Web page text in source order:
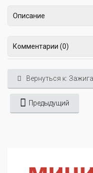
Описание
Комментарии (0)
Вернуться к:
Предыдущий